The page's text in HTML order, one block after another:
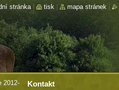
2012-
Kontakt
stránka tisk mapa stránek